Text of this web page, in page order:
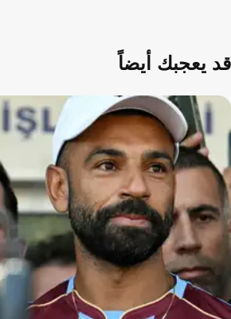
قد يعجبك أيضاً